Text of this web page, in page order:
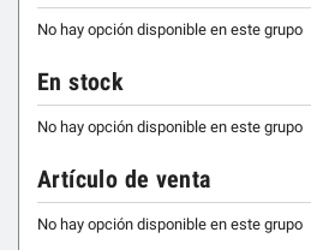
No hay opción disponible en este grupo
En stock
No hay opción disponible en este grupo
Artículo de venta
No hay opción disponible en este grupo